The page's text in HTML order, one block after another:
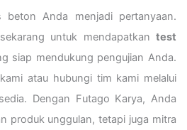
beton Anda menjadi pertanyaan.
untuk mendapatkan test
siap mendukung pengujian Anda.
atau hubungi tim kami melalui
Dengan Futago Karya, Anda
produk unggulan, tetapi juga mitra